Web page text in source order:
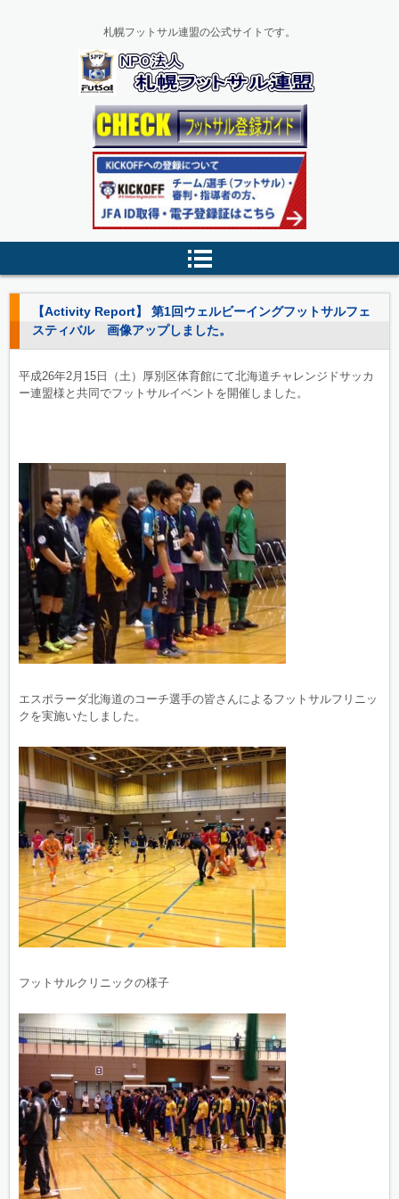
札幌フットサル連盟の公式サイトです。
【Activity Report】 第1回ウェルビーイングフットサルフェ
スティバル 画像アップしました。
平成26年2月15日（土）厚別区体育館にて北海道チャレンジドサッカ
ー連盟様と共同でフットサルイベントを開催しました。
エスポラーダ北海道のコーチ選手の皆さんによるフットサルフリニッ
クを実施いたしました。
フットサルクリニックの様子